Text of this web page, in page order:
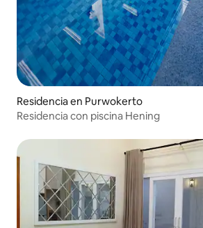
Residencia en Purwokerto
Residencia con piscina Hening